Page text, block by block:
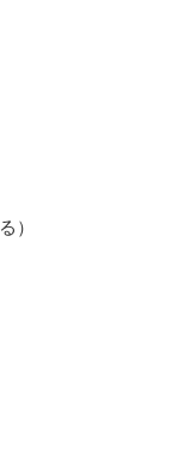
）